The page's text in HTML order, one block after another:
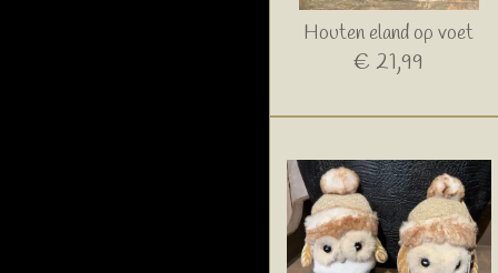
Houten eland op voet
€ 21,99